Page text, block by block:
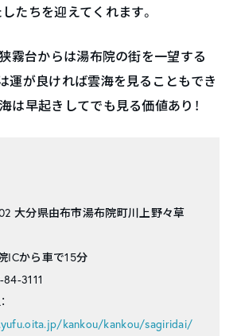
たちを迎えてくれます。
霧台からは湯布院の街を一望する
運が良ければ雲海を見ることもでき
は早起きしてでも見る価値あり！
大分県由布市湯布院町川上野々草
ICから車で15分
84-3111
kankou/kankou/sagiridai/